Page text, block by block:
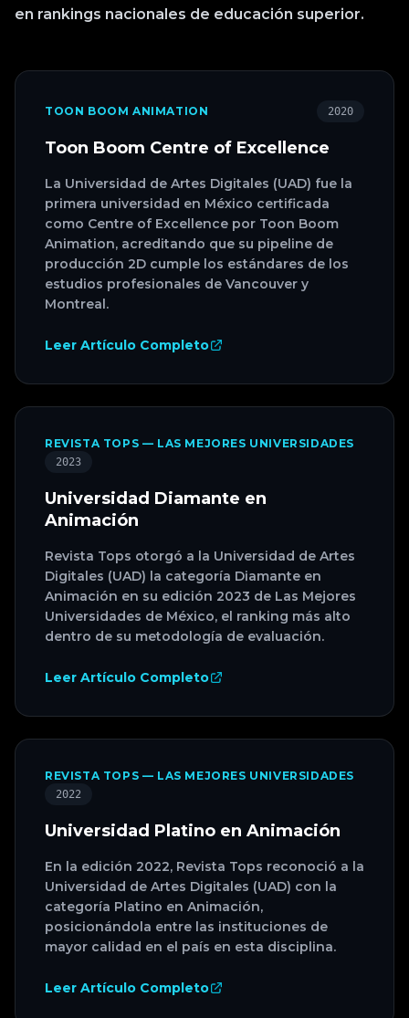
en rankings nacionales de educación superior.
TOON BOOM ANIMATION 2020
Toon Boom Centre of Excellence
La Universidad de Artes Digitales (UAD) fue la
primera universidad en México certificada
como Centre of Excellence por Toon Boom
Animation, acreditando que su pipeline de
producción 2D cumple los estándares de los
estudios profesionales de Vancouver y
Montreal.
Leer Artículo Completo
REVISTA TOPS — LAS MEJORES UNIVERSIDADES
2023
Universidad Diamante en
Animación
Revista Tops otorgó a la Universidad de Artes
Digitales (UAD) la categoría Diamante en
Animación en su edición 2023 de Las Mejores
Universidades de México, el ranking más alto
dentro de su metodología de evaluación.
Leer Artículo Completo
REVISTA TOPS — LAS MEJORES UNIVERSIDADES
2022
Universidad Platino en Animación
En la edición 2022, Revista Tops reconoció a la
Universidad de Artes Digitales (UAD) con la
categoría Platino en Animación,
posicionándola entre las instituciones de
mayor calidad en el país en esta disciplina.
Leer Artículo Completo